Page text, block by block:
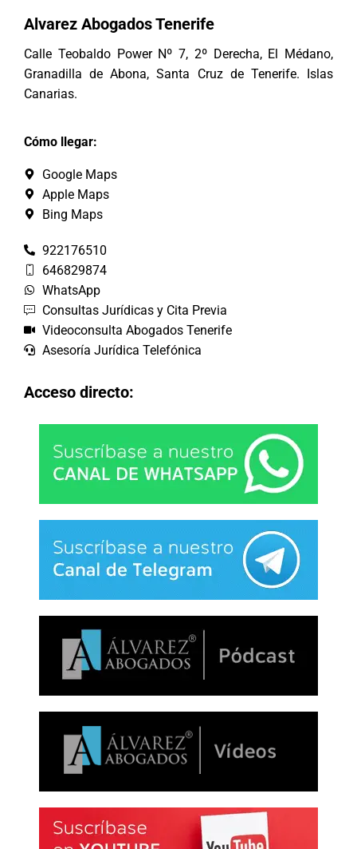
Alvarez Abogados Tenerife
Calle Teobaldo Power Nº 7, 2º Derecha, El Médano,
Granadilla de Abona, Santa Cruz de Tenerife. Islas
Canarias.
Cómo llegar:
Google Maps
Apple Maps
Bing Maps
922176510
646829874
WhatsApp
Consultas Jurídicas y Cita Previa
Videoconsulta Abogados Tenerife
Asesoría Jurídica Telefónica
Acceso directo: